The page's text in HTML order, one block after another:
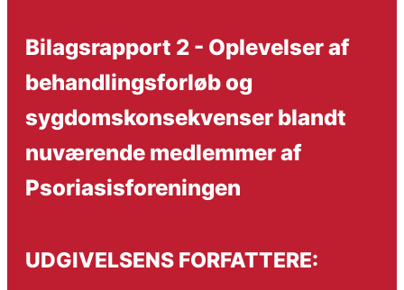
Bilagsrapport 2 - Oplevelser af
behandlingsforløb og
sygdomskonsekvenser blandt
nuværende medlemmer af
Psoriasisforeningen
UDGIVELSENS FORFATTERE: